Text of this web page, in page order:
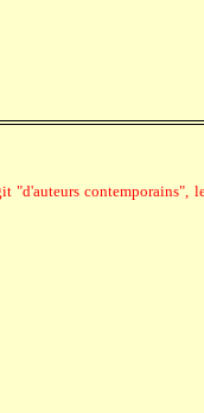
contemporains",